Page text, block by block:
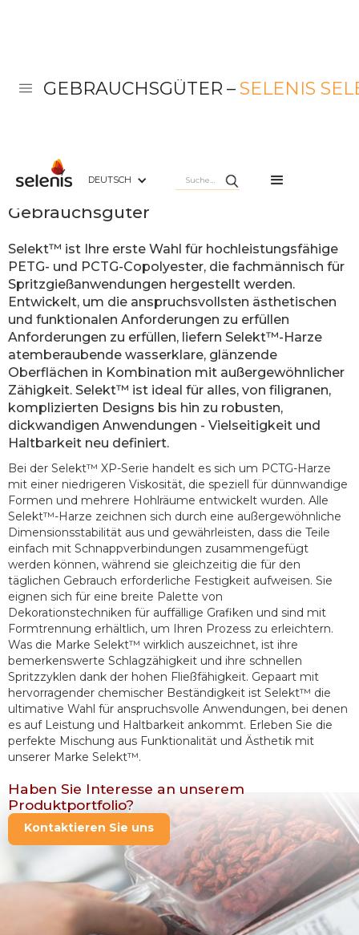
DEUTSCH
GEBRAUCHSGÜTER –SELENIS
Selenis Selekt™
Gebrauchsgüter
Selekt™ ist Ihre erste Wahl für hochleistungsfähige
PETG- und PCTG-Copolyester, die fachmännisch für
Spritzgießanwendungen hergestellt werden.
Entwickelt, um die anspruchsvollsten ästhetischen
und funktionalen Anforderungen zu erfüllen
Anforderungen zu erfüllen, liefern Selekt™-Harze
atemberaubende wasserklare, glänzende
Oberflächen in Kombination mit außergewöhnlicher
Zähigkeit. Selekt™ ist ideal für alles, von filigranen,
komplizierten Designs bis hin zu robusten,
dickwandigen Anwendungen - Vielseitigkeit und
Haltbarkeit neu definiert.
Bei der Selekt™ XP-Serie handelt es sich um PCTG-Harze
mit einer niedrigeren Viskosität, die speziell für dünnwandige
Formen und mehrere Hohlräume entwickelt wurden. Alle
Selekt™-Harze zeichnen sich durch eine außergewöhnliche
Dimensionsstabilität aus und gewährleisten, dass die Teile
einfach mit Schnappverbindungen zusammengefügt
werden können, während sie gleichzeitig die für den
täglichen Gebrauch erforderliche Festigkeit aufweisen. Sie
eignen sich für eine breite Palette von
Dekorationstechniken für auffällige Grafiken und sind mit
Formtrennung erhältlich, um Ihren Prozess zu erleichtern.
Was die Marke Selekt™ wirklich auszeichnet, ist ihre
bemerkenswerte Schlagzähigkeit und ihre schnellen
Spritzzyklen dank der hohen Fließfähigkeit. Gepaart mit
hervorragender chemischer Beständigkeit ist Selekt™ die
ultimative Wahl für anspruchsvolle Anwendungen, bei denen
es auf Leistung und Haltbarkeit ankommt. Erleben Sie die
perfekte Mischung aus Funktionalität und Ästhetik mit
unserer Marke Selekt™.
Haben Sie Interesse an unserem
Produktportfolio?
Kontaktieren Sie uns